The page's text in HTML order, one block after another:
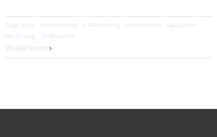
Tags: 2025 , Abrechnung , e-Rechnung , elektronisch , Gebühren ,
Rechnung , Zeithonorar
Weiterlesen